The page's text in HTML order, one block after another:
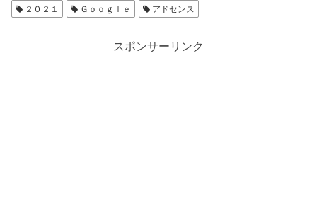
２０２１ Ｇｏｏｇｌｅ アドセンス
スポンサーリンク